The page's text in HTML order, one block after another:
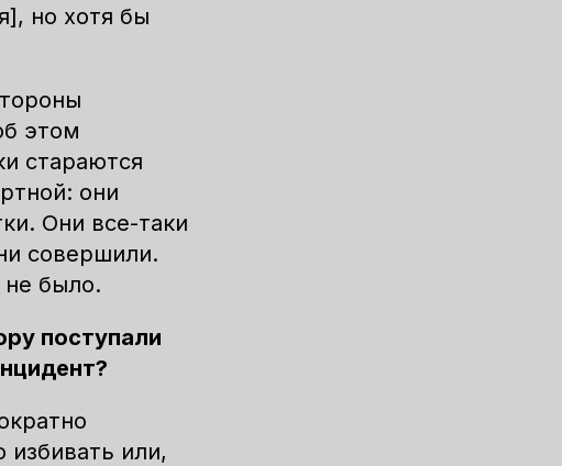
но хотя бы
этом
стараются
они
Они все-таки
совершили.
не было.
поступали
избивать или,